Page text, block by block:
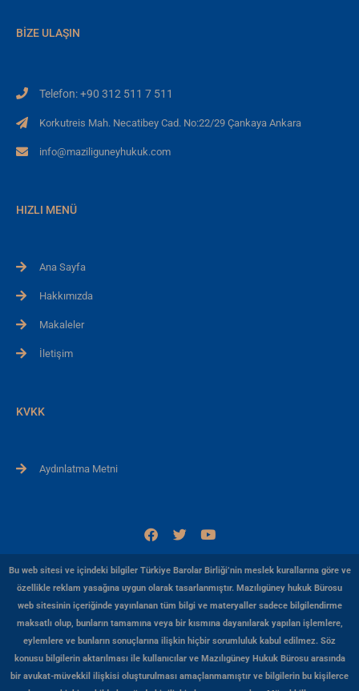
BIZE ULAŞIN
Telefon: +90 312 511 7 511
Korkutreis Mah. Necatibey Cad. No:22/29 Çankaya Ankara
info@maziliguneyhukuk.com
HIZLI MENÜ
Ana Sayfa
Hakkımızda
Makaleler
İletişim
KVKK
Aydınlatma Metni
F
a
c
e
b
o
k
T
w
i
t
t
r
Y
o
u
t
u
e
Bu web sitesi ve içindeki bilgiler Türkiye Barolar Birliği’nin meslek kurallarına göre ve
özellikle reklam yasağına uygun olarak tasarlanmıştır. Mazılıgüney hukuk Bürosu
web sitesinin içeriğinde yayınlanan tüm bilgi ve materyaller sadece bilgilendirme
maksatlı olup, bunların tamamına veya bir kısmına dayanılarak yapılan işlemlere,
eylemlere ve bunların sonuçlarına ilişkin hiçbir sorumluluk kabul edilmez. Söz
konusu bilgilerin aktarılması ile kullanıcılar ve Mazılıgüney Hukuk Bürosu arasında
bir avukat-müvekkil ilişkisi oluşturulması amaçlanmamıştır ve bilgilerin bu kişilerce